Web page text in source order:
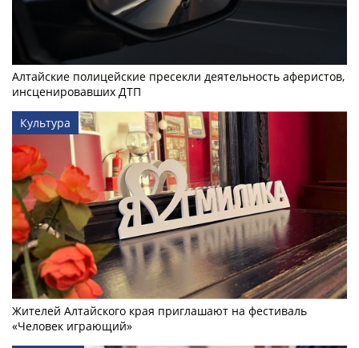
Алтайские полицейские пресекли деятельность аферистов,
инсценировавших ДТП
Культура
Жителей Алтайского края приглашают на фестиваль
«Человек играющий»